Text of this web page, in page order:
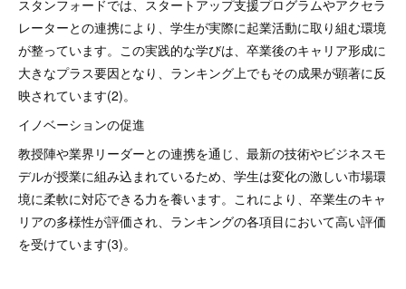
スタンフォードでは、スタートアップ支援プログラムやアクセラ
レーターとの連携により、学生が実際に起業活動に取り組む環境
が整っています。この実践的な学びは、卒業後のキャリア形成に
大きなプラス要因となり、ランキング上でもその成果が顕著に反
映されています(2)。
イノベーションの促進
教授陣や業界リーダーとの連携を通じ、最新の技術やビジネスモ
デルが授業に組み込まれているため、学生は変化の激しい市場環
境に柔軟に対応できる力を養います。これにより、卒業生のキャ
リアの多様性が評価され、ランキングの各項目において高い評価
を受けています(3)。